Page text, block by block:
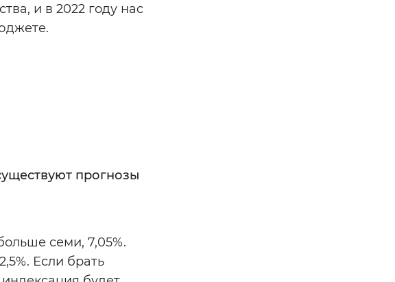
и в 2022 году нас
прогнозы
семи, 7,05%.
Если брать